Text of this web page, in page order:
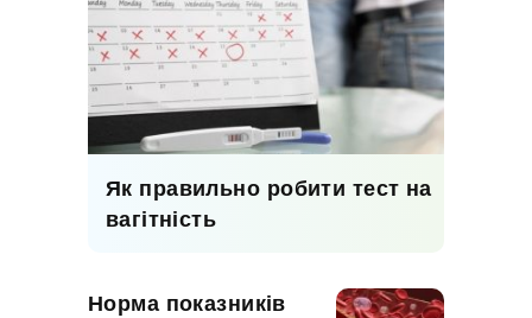
Як правильно робити тест на
вагітність
Норма показників